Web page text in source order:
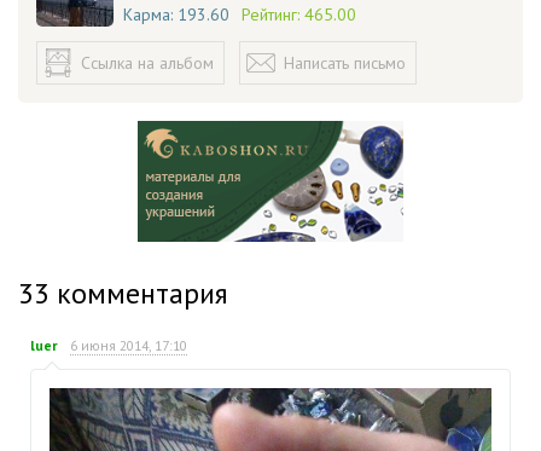
Карма: 193.60 Рейтинг: 465.00
Ссылка на альбом Написать письмо
33 комментария
luer 6 июня 2014, 17:10